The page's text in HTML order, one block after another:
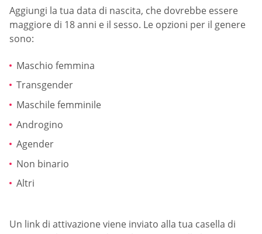
Aggiungi la tua data di nascita, che dovrebbe essere
maggiore di 18 anni e il sesso. Le opzioni per il genere
sono:
Maschio femmina
Transgender
Maschile femminile
Androgino
Agender
Non binario
Altri
Un link di attivazione viene inviato alla tua casella di